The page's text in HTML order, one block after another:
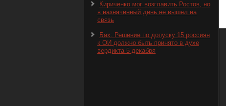
Кириченко мог возглавить Ростов, но
в назначенный день не вышел на
связь
Бах: Решение по допуску 15 россиян
к ОИ должно быть принято в духе
вердикта 5 декабря